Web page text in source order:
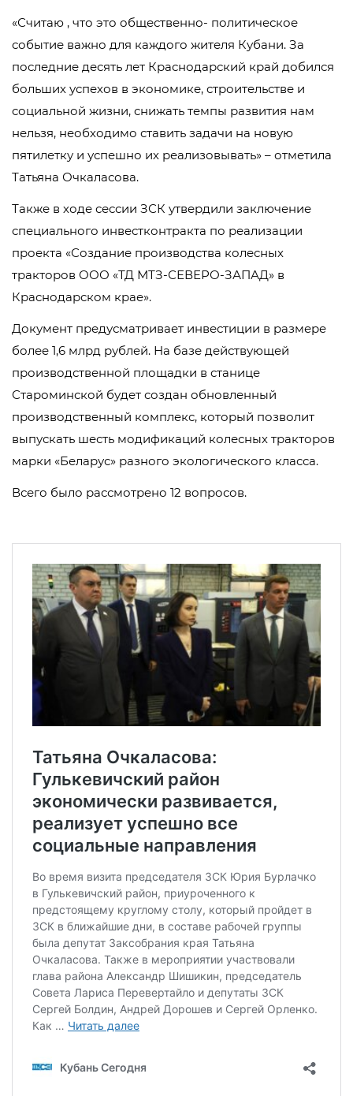
«Считаю , что это общественно- политическое
событие важно для каждого жителя Кубани. За
последние десять лет Краснодарский край добился
больших успехов в экономике, строительстве и
социальной жизни, снижать темпы развития нам
нельзя, необходимо ставить задачи на новую
пятилетку и успешно их реализовывать» – отметила
Татьяна Очкаласова.
Также в ходе сессии ЗСК утвердили заключение
специального инвестконтракта по реализации
проекта «Создание производства колесных
тракторов ООО «ТД МТЗ-СЕВЕРО-ЗАПАД» в
Краснодарском крае».
Документ предусматривает инвестиции в размере
более 1,6 млрд рублей. На базе действующей
производственной площадки в станице
Староминской будет создан обновленный
производственный комплекс, который позволит
выпускать шесть модификаций колесных тракторов
марки «Беларус» разного экологического класса.
Всего было рассмотрено 12 вопросов.